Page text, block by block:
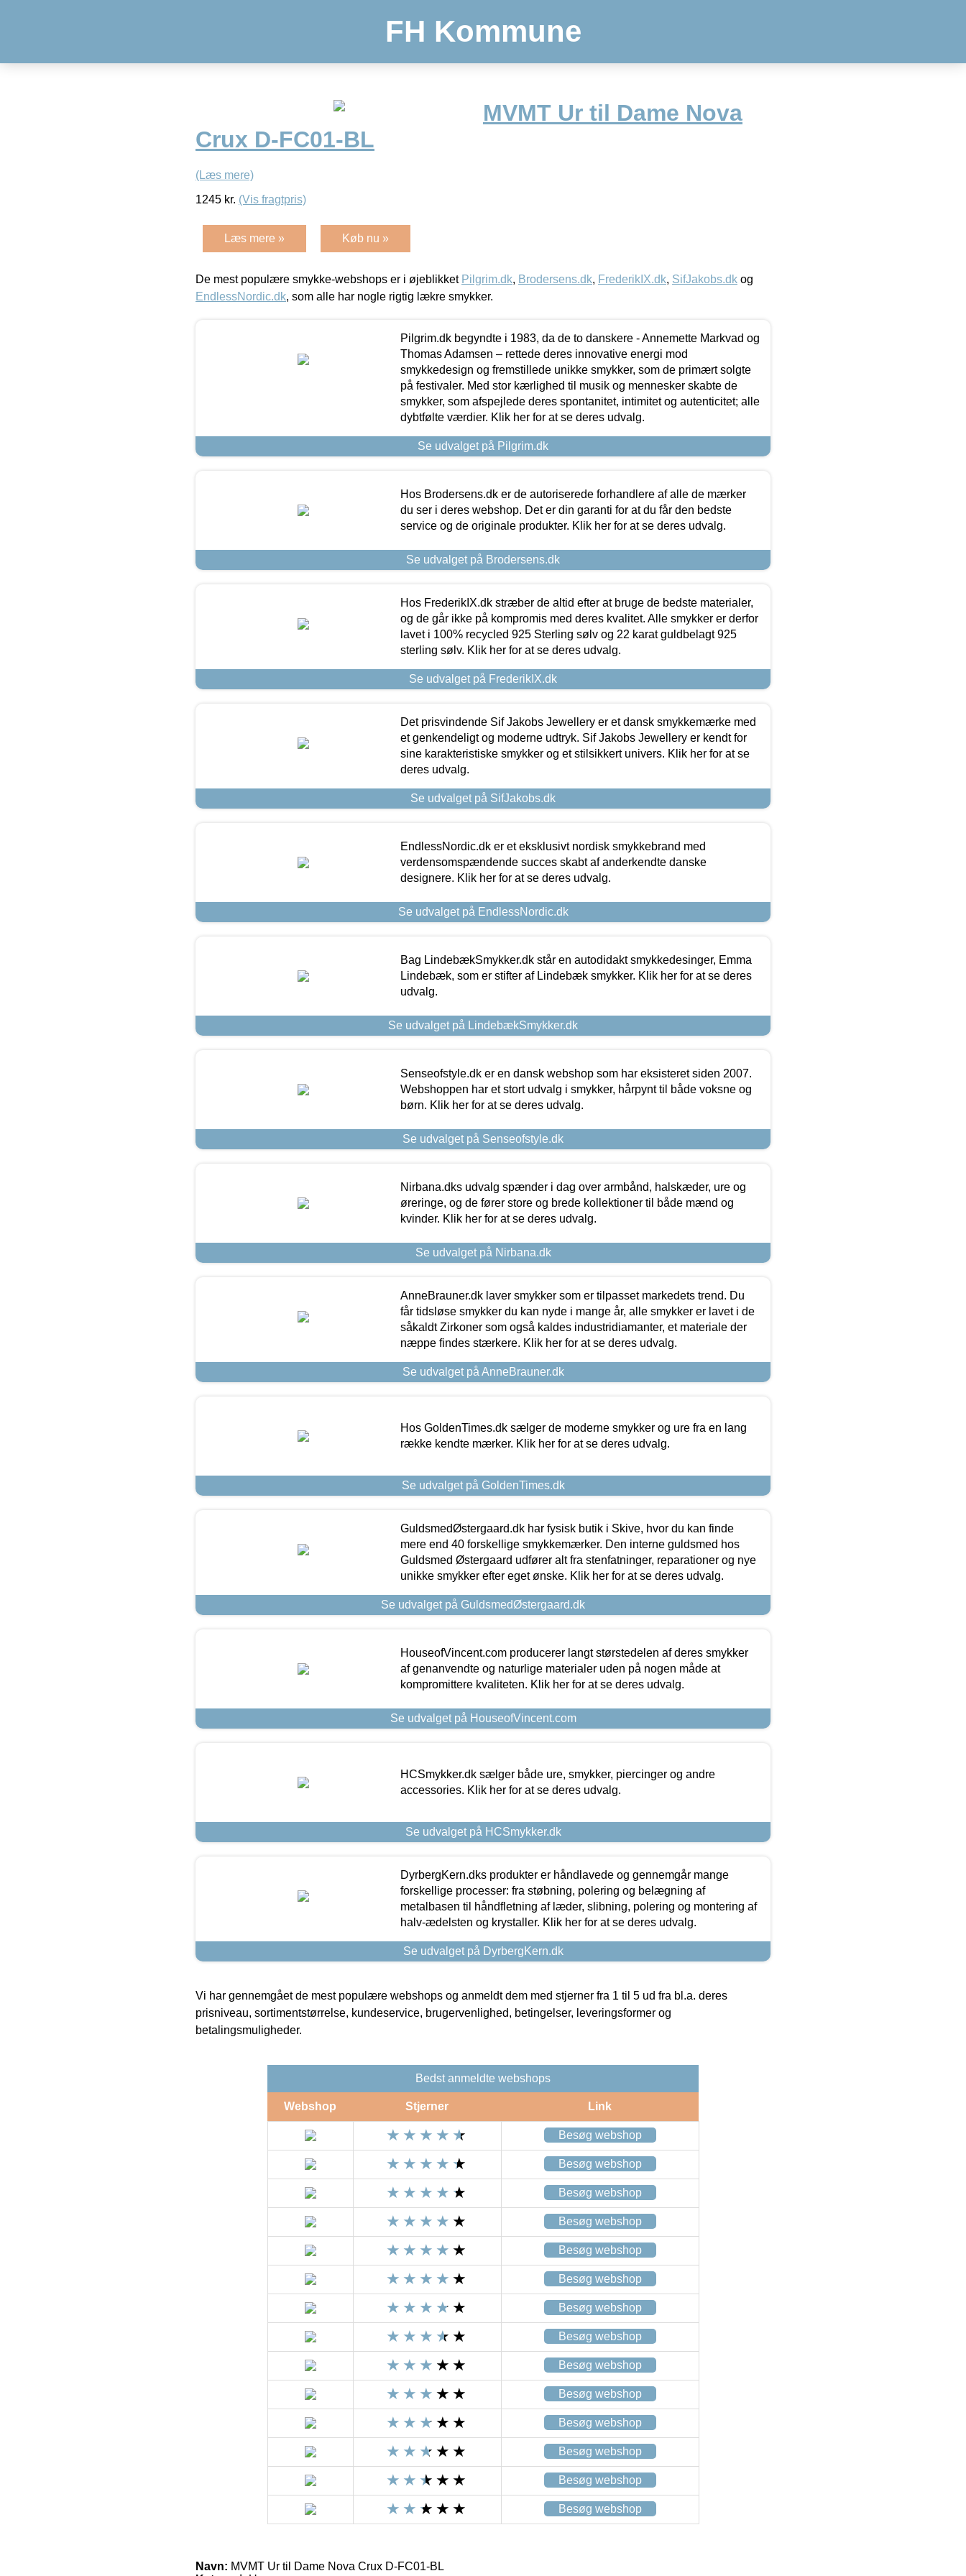
FH Kommune
MVMT Ur til Dame Nova
Crux D-FC01-BL
(Læs mere)
1245 kr. (Vis fragtpris)
Læs mere » Køb nu »
De mest populære smykke-webshops er i øjeblikket Pilgrim.dk, Brodersens.dk, FrederikIX.dk, SifJakobs.dk og
EndlessNordic.dk, som alle har nogle rigtig lækre smykker.
Pilgrim.dk begyndte i 1983, da de to danskere - Annemette Markvad og
Thomas Adamsen – rettede deres innovative energi mod
smykkedesign og fremstillede unikke smykker, som de primært solgte
på festivaler. Med stor kærlighed til musik og mennesker skabte de
smykker, som afspejlede deres spontanitet, intimitet og autenticitet; alle
dybtfølte værdier. Klik her for at se deres udvalg.
Se udvalget på Pilgrim.dk
Hos Brodersens.dk er de autoriserede forhandlere af alle de mærker
du ser i deres webshop. Det er din garanti for at du får den bedste
service og de originale produkter. Klik her for at se deres udvalg.
Se udvalget på Brodersens.dk
Hos FrederikIX.dk stræber de altid efter at bruge de bedste materialer,
og de går ikke på kompromis med deres kvalitet. Alle smykker er derfor
lavet i 100% recycled 925 Sterling sølv og 22 karat guldbelagt 925
sterling sølv. Klik her for at se deres udvalg.
Se udvalget på FrederikIX.dk
Det prisvindende Sif Jakobs Jewellery er et dansk smykkemærke med
et genkendeligt og moderne udtryk. Sif Jakobs Jewellery er kendt for
sine karakteristiske smykker og et stilsikkert univers. Klik her for at se
deres udvalg.
Se udvalget på SifJakobs.dk
EndlessNordic.dk er et eksklusivt nordisk smykkebrand med
verdensomspændende succes skabt af anderkendte danske
designere. Klik her for at se deres udvalg.
Se udvalget på EndlessNordic.dk
Bag LindebækSmykker.dk står en autodidakt smykkedesinger, Emma
Lindebæk, som er stifter af Lindebæk smykker. Klik her for at se deres
udvalg.
Se udvalget på LindebækSmykker.dk
Senseofstyle.dk er en dansk webshop som har eksisteret siden 2007.
Webshoppen har et stort udvalg i smykker, hårpynt til både voksne og
børn. Klik her for at se deres udvalg.
Se udvalget på Senseofstyle.dk
Nirbana.dks udvalg spænder i dag over armbånd, halskæder, ure og
øreringe, og de fører store og brede kollektioner til både mænd og
kvinder. Klik her for at se deres udvalg.
Se udvalget på Nirbana.dk
AnneBrauner.dk laver smykker som er tilpasset markedets trend. Du
får tidsløse smykker du kan nyde i mange år, alle smykker er lavet i de
såkaldt Zirkoner som også kaldes industridiamanter, et materiale der
næppe findes stærkere. Klik her for at se deres udvalg.
Se udvalget på AnneBrauner.dk
Hos GoldenTimes.dk sælger de moderne smykker og ure fra en lang
række kendte mærker. Klik her for at se deres udvalg.
Se udvalget på GoldenTimes.dk
GuldsmedØstergaard.dk har fysisk butik i Skive, hvor du kan finde
mere end 40 forskellige smykkemærker. Den interne guldsmed hos
Guldsmed Østergaard udfører alt fra stenfatninger, reparationer og nye
unikke smykker efter eget ønske. Klik her for at se deres udvalg.
Se udvalget på GuldsmedØstergaard.dk
HouseofVincent.com producerer langt størstedelen af deres smykker
af genanvendte og naturlige materialer uden på nogen måde at
kompromittere kvaliteten. Klik her for at se deres udvalg.
Se udvalget på HouseofVincent.com
HCSmykker.dk sælger både ure, smykker, piercinger og andre
accessories. Klik her for at se deres udvalg.
Se udvalget på HCSmykker.dk
DyrbergKern.dks produkter er håndlavede og gennemgår mange
forskellige processer: fra støbning, polering og belægning af
metalbasen til håndfletning af læder, slibning, polering og montering af
halv-ædelsten og krystaller. Klik her for at se deres udvalg.
Se udvalget på DyrbergKern.dk
Vi har gennemgået de mest populære webshops og anmeldt dem med stjerner fra 1 til 5 ud fra bl.a. deres
prisniveau, sortimentstørrelse, kundeservice, brugervenlighed, betingelser, leveringsformer og
betalingsmuligheder.
Bedst anmeldte webshops
Webshop Stjerner Link
Besøg webshop
Besøg webshop
Besøg webshop
Besøg webshop
Besøg webshop
Besøg webshop
Besøg webshop
Besøg webshop
Besøg webshop
Besøg webshop
Besøg webshop
Besøg webshop
Besøg webshop
Besøg webshop
Navn: MVMT Ur til Dame Nova Crux D-FC01-BL